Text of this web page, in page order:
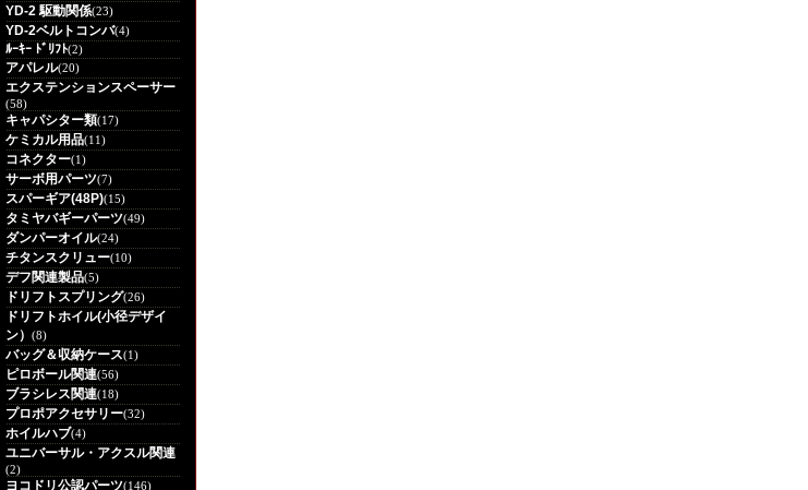
YD-2 駆動関係(23)
YD-2ベルトコンバ(4)
ﾙｰｷｰ ﾄﾞﾘﾌﾄ(2)
アパレル(20)
エクステンションスペーサー
(58)
キャパシター類(17)
ケミカル用品(11)
コネクター(1)
サーボ用パーツ(7)
スパーギア(48P)(15)
タミヤバギーパーツ(49)
ダンパーオイル(24)
チタンスクリュー(10)
デフ関連製品(5)
ドリフトスプリング(26)
ドリフトホイル(小径デザイ
ン） (8)
バッグ＆収納ケース(1)
ピロボール関連(56)
ブラシレス関連(18)
プロポアクセサリー(32)
ホイルハブ(4)
ユニバーサル・アクスル関連
(2)
ヨコドリ公認パーツ(146)